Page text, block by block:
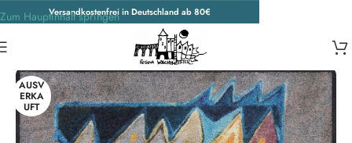
Versandkostenfrei in Deutschland ab 80€
Zum Hauptinhalt springen
AUSV
ERKA
UFT